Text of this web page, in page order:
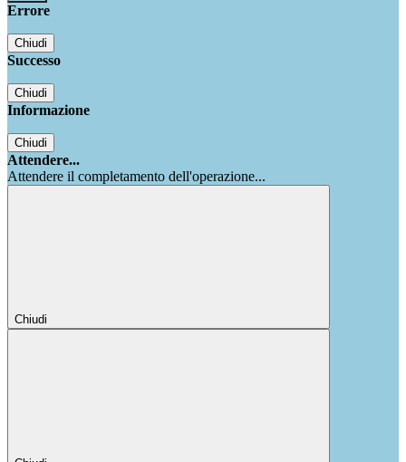
Errore
Chiudi
Successo
Chiudi
Informazione
Chiudi
Attendere...
Attendere il completamento dell'operazione...
Chiudi